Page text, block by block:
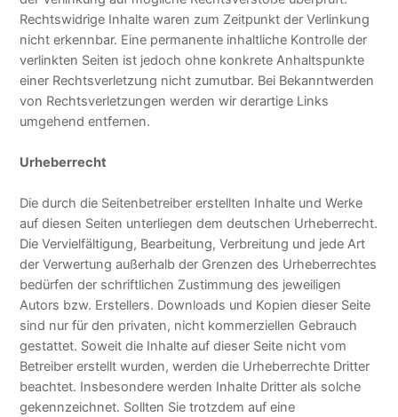
Rechtswidrige Inhalte waren zum Zeitpunkt der Verlinkung
nicht erkennbar. Eine permanente inhaltliche Kontrolle der
verlinkten Seiten ist jedoch ohne konkrete Anhaltspunkte
einer Rechtsverletzung nicht zumutbar. Bei Bekanntwerden
von Rechtsverletzungen werden wir derartige Links
umgehend entfernen.
Urheberrecht
Die durch die Seitenbetreiber erstellten Inhalte und Werke
auf diesen Seiten unterliegen dem deutschen Urheberrecht.
Die Vervielfältigung, Bearbeitung, Verbreitung und jede Art
der Verwertung außerhalb der Grenzen des Urheberrechtes
bedürfen der schriftlichen Zustimmung des jeweiligen
Autors bzw. Erstellers. Downloads und Kopien dieser Seite
sind nur für den privaten, nicht kommerziellen Gebrauch
gestattet. Soweit die Inhalte auf dieser Seite nicht vom
Betreiber erstellt wurden, werden die Urheberrechte Dritter
beachtet. Insbesondere werden Inhalte Dritter als solche
gekennzeichnet. Sollten Sie trotzdem auf eine